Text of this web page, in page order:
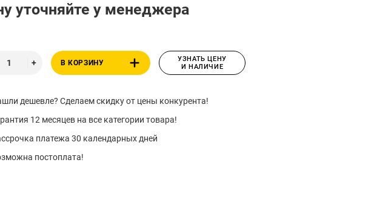
уточняйте у менеджера
В КОРЗИНУ
УЗНАТЬ ЦЕНУ
И НАЛИЧИЕ
дешевле? Сделаем скидку от цены конкурента!
12 месяцев на все категории товара!
платежа 30 календарных дней
постоплата!